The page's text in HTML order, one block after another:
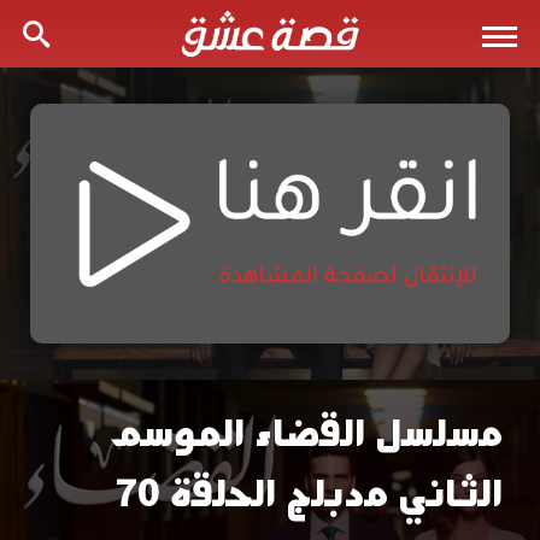
مسلسل
القضاء
مسلسل القضاء الموسم
الثاني مدبلج الحلقة 70